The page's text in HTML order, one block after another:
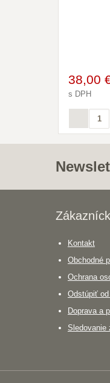
38,00
s DPH
Kontakt
Obchodné
Ochrana
Odstúpiť
Doprava a
Sledovanie